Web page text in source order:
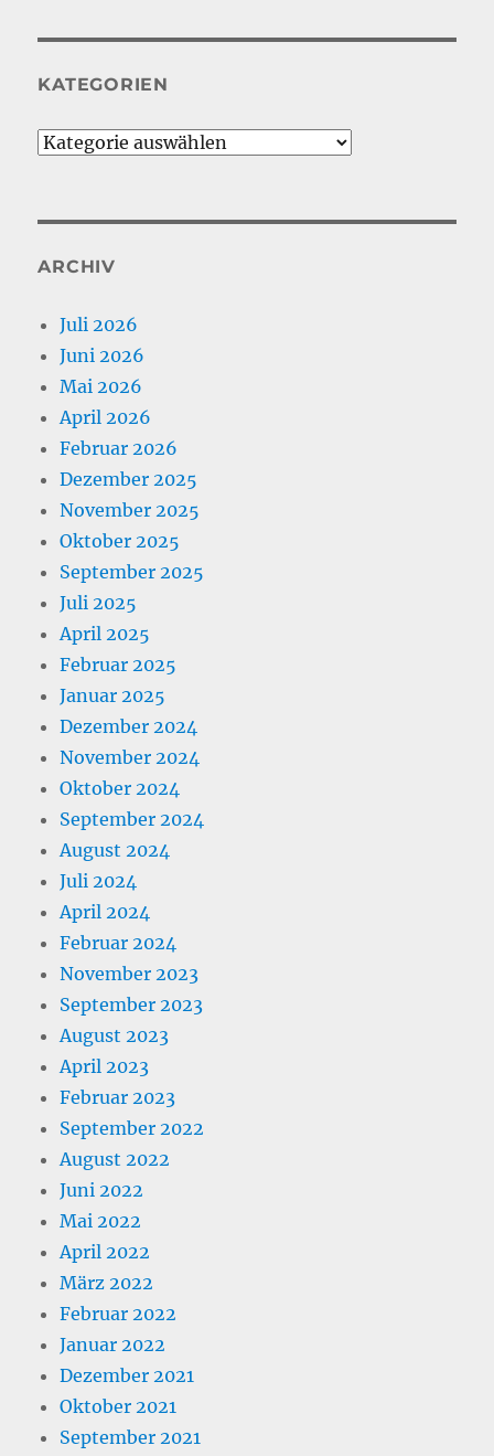
KATEGORIEN
Kategorien
ARCHIV
Juli 2026
Juni 2026
Mai 2026
April 2026
Februar 2026
Dezember 2025
November 2025
Oktober 2025
September 2025
Juli 2025
April 2025
Februar 2025
Januar 2025
Dezember 2024
November 2024
Oktober 2024
September 2024
August 2024
Juli 2024
April 2024
Februar 2024
November 2023
September 2023
August 2023
April 2023
Februar 2023
September 2022
August 2022
Juni 2022
Mai 2022
April 2022
März 2022
Februar 2022
Januar 2022
Dezember 2021
Oktober 2021
September 2021